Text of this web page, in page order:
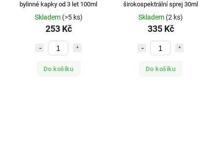
bylinné kapky od 3 let 100ml
Skladem (>5 ks)
253 Kč
Do košíku
širokospektrální sprej 30ml
Skladem (2 ks)
335 Kč
Do košíku